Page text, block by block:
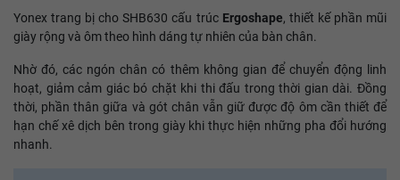
Yonex trang bị cho SHB630 cấu trúc Ergoshape, thiết kế phần mũi
giày rộng và ôm theo hình dáng tự nhiên của bàn chân.
Nhờ đó, các ngón chân có thêm không gian để chuyển động linh
hoạt, giảm cảm giác bó chặt khi thi đấu trong thời gian dài. Đồng
thời, phần thân giữa và gót chân vẫn giữ được độ ôm cần thiết để
hạn chế xê dịch bên trong giày khi thực hiện những pha đổi hướng
nhanh.